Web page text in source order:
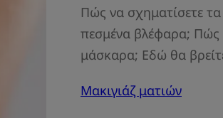
Πώς να σχηματίσετε
πεσμένα βλέφαρα; Πώς
μάσκαρα; Εδώ θα
Μακιγιάζ ματιών